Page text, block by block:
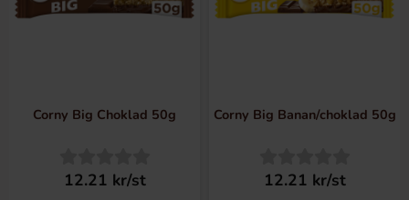
Corny Big Choklad 50g
12.21 kr/st
Corny Big Banan/choklad 50g
12.21 kr/st